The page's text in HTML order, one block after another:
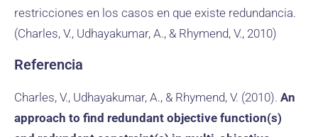
restricciones en los casos en que existe redundancia.
(Charles, V., Udhayakumar, A., & Rhymend, V., 2010)
Referencia
Charles, V., Udhayakumar, A., & Rhymend, V. (2010). An
approach to find redundant objective function(s)